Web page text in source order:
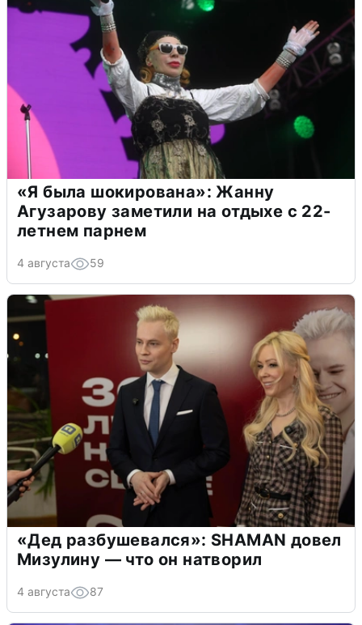
«Я была шокирована»: Жанну
Агузарову заметили на отдыхе с 22-
летнем парнем
4 августа 59
«Дед разбушевался»: SHAMAN довел
Мизулину — что он натворил
4 августа 87